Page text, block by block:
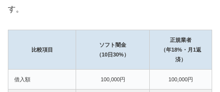
す。
比較項目
ソフト闇金
（10日30%）
正規業者
（年18%・月1返
済）
借入額 100,000円 100,000円